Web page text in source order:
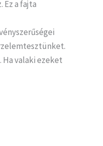
Ez a fajta
valaki ezeket